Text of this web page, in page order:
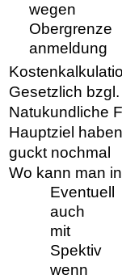
wegen
Obergrenze
anmeldung
Gesetzlich
Natukundliche
Hauptziel
guckt nochmal
Wo kann man
Eventuell
auch
mit
Spektiv
wenn